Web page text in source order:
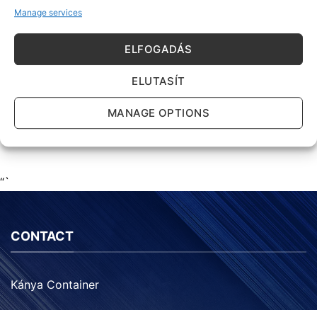
Manage services
ELFOGADÁS
ELUTASÍT
MANAGE OPTIONS
“`
CONTACT
Kánya Container